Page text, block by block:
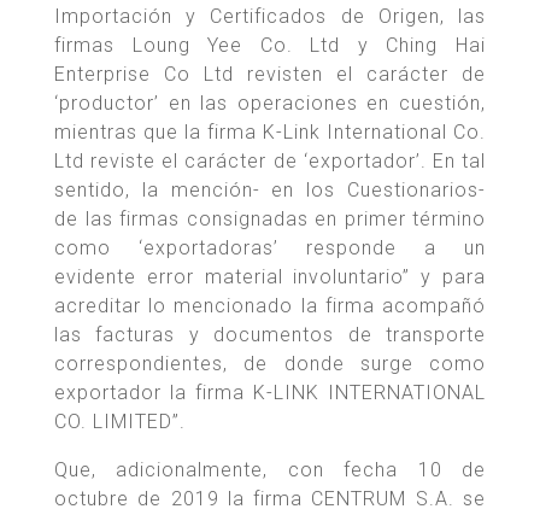
Importación y Certificados de Origen, las
firmas Loung Yee Co. Ltd y Ching Hai
Enterprise Co Ltd revisten el carácter de
‘productor’ en las operaciones en cuestión,
mientras que la firma K-Link International Co.
Ltd reviste el carácter de ‘exportador’. En tal
sentido, la mención- en los Cuestionarios-
de las firmas consignadas en primer término
como ‘exportadoras’ responde a un
evidente error material involuntario” y para
acreditar lo mencionado la firma acompañó
las facturas y documentos de transporte
correspondientes, de donde surge como
exportador la firma K-LINK INTERNATIONAL
CO. LIMITED”.
Que, adicionalmente, con fecha 10 de
octubre de 2019 la firma CENTRUM S.A. se